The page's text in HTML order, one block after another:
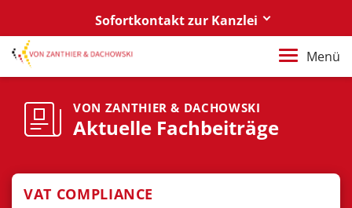
Sofortkontakt zur Kanzlei
Berlin
+49 30 88 03 59 0
Poznań / Warszawa
+48 61 85 82 55 0
Menü
VON ZANTHIER & DACHOWSKI
Aktuelle Fachbeiträge
VAT COMPLIANCE